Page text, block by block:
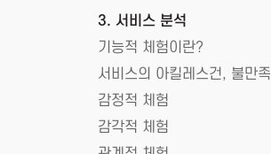
3. 서비스 분석
기능적 체험이란?
서비스의 아킬레스건, 불만족
감정적 체험
감각적 체험